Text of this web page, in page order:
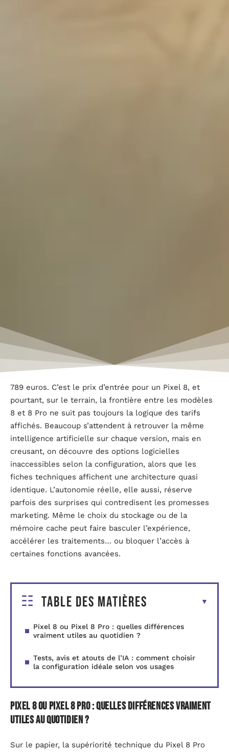
789 euros. C’est le prix d’entrée pour un Pixel 8, et
pourtant, sur le terrain, la frontière entre les modèles
8 et 8 Pro ne suit pas toujours la logique des tarifs
affichés. Beaucoup s’attendent à retrouver la même
intelligence artificielle sur chaque version, mais en
creusant, on découvre des options logicielles
inaccessibles selon la configuration, alors que les
fiches techniques affichent une architecture quasi
identique. L’autonomie réelle, elle aussi, réserve
parfois des surprises qui contredisent les promesses
marketing. Même le choix du stockage ou de la
mémoire cache peut faire basculer l’expérience,
accélérer les traitements… ou bloquer l’accès à
certaines fonctions avancées.
Table des matières
Pixel 8 ou Pixel 8 Pro : quelles différences
vraiment utiles au quotidien ?
Tests, avis et atouts de l’IA : comment choisir
la configuration idéale selon vos usages
Pixel 8 ou Pixel 8 Pro : quelles différences vraiment
utiles au quotidien ?
Sur le papier, la supériorité technique du Pixel 8 Pro